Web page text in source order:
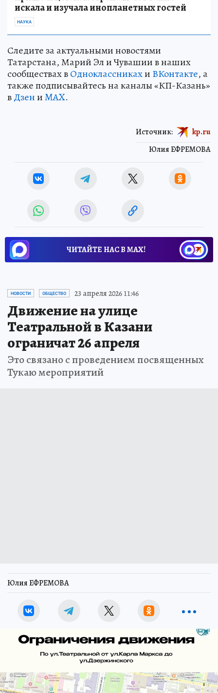
искала и изучала инопланетных гостей
НАУКА
Следите за актуальными новостями
Татарстана, Марий Эл и Чувашии в наших
сообществах вОдноклассникахи ВКонтакте, а
также подписывайтесь на каналы «КП-Казань»
вДзениMAX.
Юлия ЕФРЕМОВА
Источник: kp.ru
ЧИТАЙТЕ НАС В МАХ!
НОВОСТИ ОБЩЕСТВО 23 апреля 2026 11:46
Движение на улице
Театральной в Казани
ограничат 26 апреля
Это связано с проведением посвященных
Тукаю мероприятий
Юлия ЕФРЕМОВА